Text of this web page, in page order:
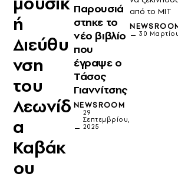
ή
Διεύθυ
νση
του
Λεωνίδ
α
Καβάκ
ου
Παρουσιά
στηκε το
νέο βιβλίο
που
έγραψε ο
Τάσος
Γιαννίτσης
NEWSROOM
29
Σεπτεμβρίου,
2025
από το MIT
30